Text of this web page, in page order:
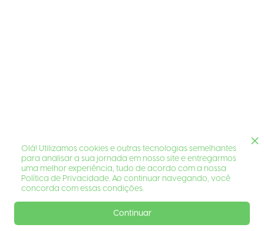
Olá! Utilizamos cookies e outras tecnologias semelhantes
para analisar a sua jornada em nosso site e entregarmos
uma melhor experiência, tudo de acordo com a nossa
Política de Privacidade. Ao continuar navegando, você
concorda com essas condições.
Continuar